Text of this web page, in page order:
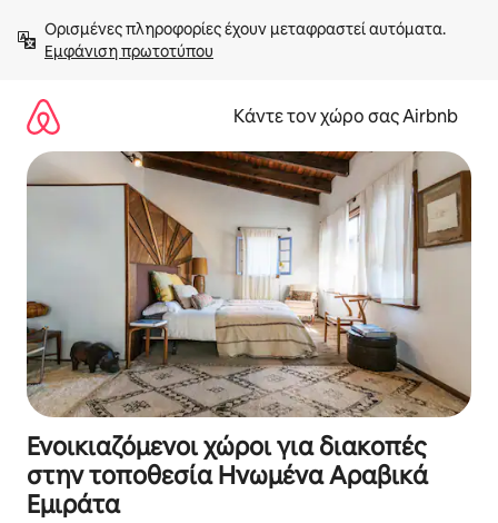
στο
περιεχόμενοΕμφάνιση πρωτοτύπου
Κάντε τον χώρο σας Airbnb
Ενοικιαζόμενοι χώροι για διακοπές
στην τοποθεσία Ηνωμένα Αραβικά
Εμιράτα